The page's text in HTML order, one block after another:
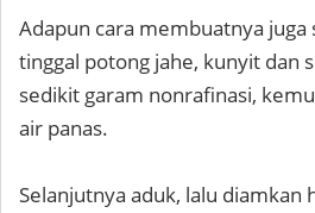
Adapun cara membuatnya juga
tinggal potong jahe, kunyit dan
sedikit garam nonrafinasi,
air panas.
Selanjutnya aduk, lalu diamkan